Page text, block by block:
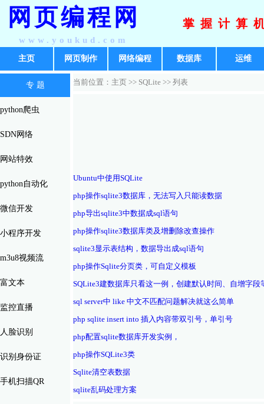
网页编程网
www.youkud.com
掌握计算
主页 网页制作 网络编程 数据库 运维
专 题
python爬虫
SDN网络
网站特效
python自动化
微信开发
小程序开发
m3u8视频流
富文本
监控直播
人脸识别
识别身份证
手机扫描QR
当前位置：主页 >> SQLite >> 列表
Ubuntu中使用SQLite
php操作sqlite3数据库，无法写入只能读数据
php导出sqlite3中数据成sql语句
php操作sqlite3数据库类及增删除改查操作
sqlite3显示表结构，数据导出成sql语句
php操作Sqlite分页类，可自定义模板
SQLite3建数据库只看这一例，创建默认时间、自增字段
sql server中 like 中文不匹配问题解决就这么简单
php sqlite insert into 插入内容带双引号，单引号
php配置sqlite数据库开发实例，
php操作SQLite3类
Sqlite清空表数据
sqlite乱码处理方案